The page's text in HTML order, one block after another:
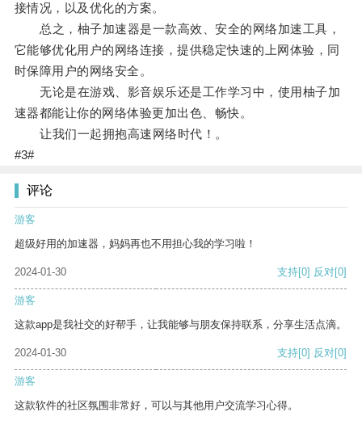
接情况，以及优化的方案。
总之，柚子加速器是一款高效、安全的网络加速工具，
它能够优化用户的网络连接，提供稳定快速的上网体验，同
时保障用户的网络安全。
无论是在游戏、影音娱乐还是工作学习中，使用柚子加
速器都能让你的网络体验更加出色、畅快。
让我们一起拥抱高速网络时代！。
#3#
评论
游客
超级好用的加速器，妈妈再也不用担心我的学习啦！
2024-01-30 支持[0] 反对[0]
游客
这款app是我社交的好帮手，让我能够与朋友保持联系，分享生活点滴。
2024-01-30 支持[0] 反对[0]
游客
这款软件的社区氛围非常好，可以与其他用户交流学习心得。